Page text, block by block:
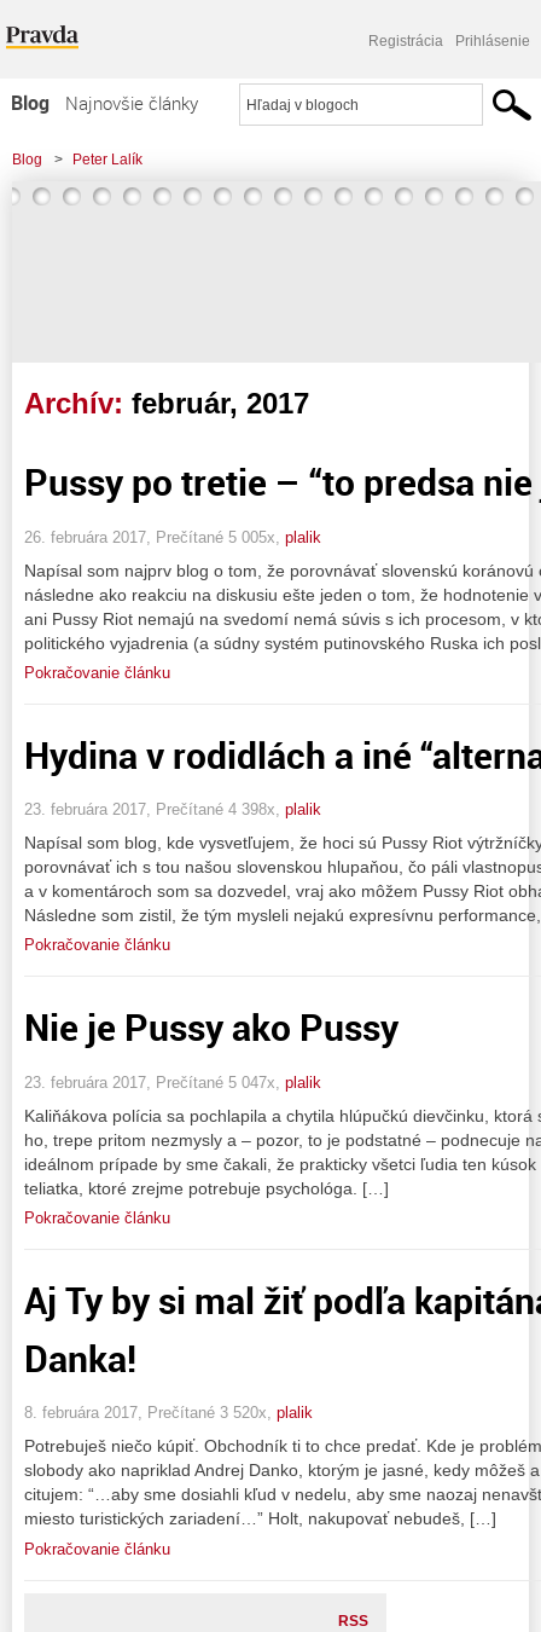
Registrácia Prihlásenie
Blog
Najnovšie články
Najčítanejšie články
Najkomentovanejšie články
Blog > Peter Lalík
Archív: február, 2017
Pussy po tretie – “to predsa nie
26. februára 2017, Prečítané 5 005x, plalik
Napísal som najprv blog o tom, že porovnávať slovenskú
následne ako reakciu na diskusiu ešte jeden o tom, že hodnotenie
ani Pussy Riot nemajú na svedomí nemá súvis s ich procesom, v
politického vyjadrenia (a súdny systém putinovského Ruska ich
Pokračovanie článku
Hydina v rodidlách a iné
23. februára 2017, Prečítané 4 398x, plalik
Napísal som blog, kde vysvetľujem, že hoci sú Pussy Riot
porovnávať ich s tou našou slovenskou hlupaňou, čo páli
a v komentároch som sa dozvedel, vraj ako môžem Pussy Riot
Následne som zistil, že tým mysleli nejakú expresívnu
Pokračovanie článku
Nie je Pussy ako Pussy
23. februára 2017, Prečítané 5 047x, plalik
Kaliňákova polícia sa pochlapila a chytila hlúpučkú dievčinku,
ho, trepe pritom nezmysly a – pozor, to je podstatné – podnecuje
ideálnom prípade by sme čakali, že prakticky všetci ľudia ten kúsok
teliatka, ktoré zrejme potrebuje psychológa. […]
Pokračovanie článku
Aj Ty by si mal žiť podľa
Danka!
8. februára 2017, Prečítané 3 520x, plalik
Potrebuješ niečo kúpiť. Obchodník ti to chce predať. Kde je
slobody ako napriklad Andrej Danko, ktorým je jasné, kedy môžeš
citujem: “…aby sme dosiahli kľud v nedelu, aby sme naozaj
miesto turistických zariadení…” Holt, nakupovať nebudeš, […]
Pokračovanie článku
RSS